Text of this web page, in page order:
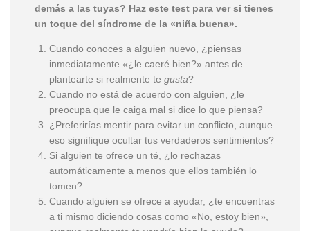
demás a las tuyas? Haz este test para ver si tienes
un toque del síndrome de la «niña buena».
Cuando conoces a alguien nuevo, ¿piensas
inmediatamente «¿le caeré bien?» antes de
plantearte si realmente te gusta?
Cuando no está de acuerdo con alguien, ¿le
preocupa que le caiga mal si dice lo que piensa?
¿Preferirías mentir para evitar un conflicto, aunque
eso signifique ocultar tus verdaderos sentimientos?
Si alguien te ofrece un té, ¿lo rechazas
automáticamente a menos que ellos también lo
tomen?
Cuando alguien se ofrece a ayudar, ¿te encuentras
a ti mismo diciendo cosas como «No, estoy bien»,